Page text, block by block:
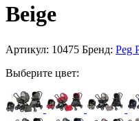
Beige
Артикул: 10475 Бренд: Peg
Выберите цвет: